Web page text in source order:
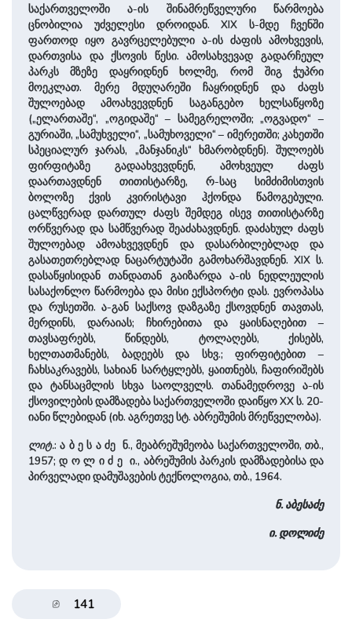
საქართველოში ა-ის შინამრეწველური წარმოება
ცნობილია უძველესი დროიდან. XIX ს-მდე ჩვენში
ფართოდ იყო გავრცელებული ა-ის ძაფის ამოხვევის,
დართვისა და ქსოვის წესი. ამოსახვევად გადარჩეულ
პარკს მზეზე დაყრიდნენ ხოლმე, რომ შიგ ჭუპრი
მოეკლათ. მერე მდუღარეში ჩაყრიდნენ და ძაფს
შულოებად ამოახვევდნენ საგანგებო ხელსაწყოზე
(„ელართაშე“, „ოგიდაშე“ – სამეგრელოში; „ოგვადო“ –
გურიაში, „სამუხველი“, „სამუხოველი“ – იმერეთში; კახეთში
სპეციალურ ჯარას, „მანჯანიკს“ ხმარობდნენ). შულოებს
ფირფიტაზე გადაახვევდნენ, ამოხვეულ ძაფს
დაართავდნენ თითისტარზე, რ-საც სიმძიმისთვის
ბოლოზე ქვის კვირისტავი ჰქონდა წამოგებული.
ცალწვერად დართულ ძაფს შემდეგ ისევ თითისტარზე
ორწვერად და სამწვერად შეაძახავდნენ. დაძახულ ძაფს
შულოებად ამოახვევდნენ და დასარბილებლად და
გასათეთრებლად ნაცარტუტაში გამოხარშავდნენ. XIX ს.
დასაწყისიდან თანდათან გაიზარდა ა-ის ნედლეულის
სასაქონლო წარმოება და მისი ექსპორტი დას. ევროპასა
და რუსეთში. ა-გან საქსოვ დაზგაზე ქსოვდნენ თავთას,
მერდინს, დარაიას; ჩხირებითა და ყაისნაღებით –
თავსაფრებს, წინდებს, ტოლაღებს, ქისებს,
ხელთათმანებს, ბადეებს და სხვ.; ფირფიტებით –
ჩახსაკრავებს, სახიან სარტყლებს, ყაითნებს, ჩაფირიშებს
და ტანსაცმლის სხვა საოლველს. თანამედროვე ა-ის
ქსოვილების დამზადება საქართველოში დაიწყო XX ს. 20-
იანი წლებიდან (იხ. აგრეთვე სტ. აბრეშუმის მრეწველობა).
ლიტ.: ა ბ ე ს ა ძე ნ., მეაბრეშუმეობა საქართველოში, თბ.,
1957; დ ო ლ ი ძ ე ი., აბრეშუმის პარკის დამზადებისა და
პირველადი დამუშავების ტექნოლოგია, თბ., 1964.
ნ. აბესაძე
ი. დოლიძე
141